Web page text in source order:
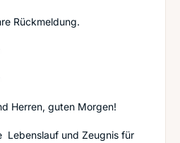
Rückmeldung.
Herren, guten Morgen!
Lebenslauf und Zeugnis für